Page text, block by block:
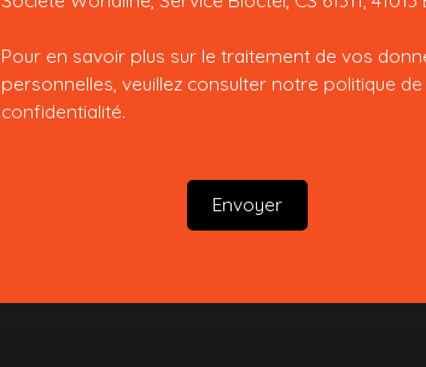
Pour en savoir plus sur le traitement de vos
personnelles, veuillez consulter notre politique de
confidentialité.
Envoyer